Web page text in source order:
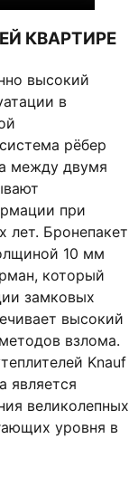
КВАРТИРЕ
высокий
в
рёбер
между двумя
при
лет. Бронепакет
10 мм
который
замковых
высокий
взлома.
Knauf
является
великолепных
уровня в